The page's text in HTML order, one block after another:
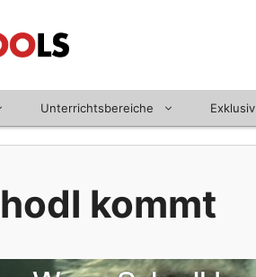
Unterrichtsbereiche Exklusiv
kommt